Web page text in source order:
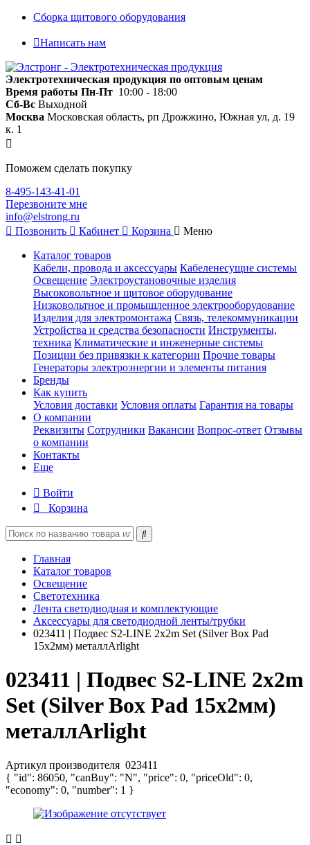
Сборка щитового оборудования
Написать нам
Электротехническая продукция по оптовым ценам
Время работы Пн-Пт 10:00 - 18:00
Сб-Вс Выходной
Москва Московская область, рп Дрожжино, Южная ул, д. 19
к. 1
Поможем сделать покупку
8-495-143-41-01
Перезвоните мне
info@elstrong.ru
Позвонить
Кабинет Корзина Меню
Каталог товаров
Кабели, провода и аксессуары Кабеленесущие системы
Освещение Электроустановочные изделия
Высоковольтное и щитовое оборудование
Низковольтное и промышленное электрооборудование
Изделия для электромонтажа Связь, телекоммуникации
Устройства и средства безопасности Инструменты,
техника Климатические и инженерные системы
Позиции без привязки к категории Прочие товары
Генераторы электроэнергии и элементы питания
Бренды
Как купить
Условия доставки Условия оплаты Гарантия на товары
О компании
Реквизиты Сотрудники Вакансии Вопрос-ответ Отзывы
о компании
Контакты
Еще
Войти
Корзина
Главная
Каталог товаров
Освещение
Светотехника
Лента светодиодная и комплектующие
Аксессуары для светодиодной ленты/трубки
023411 | Подвес S2-LINE 2x2m Set (Silver Box Pad
15х2мм) металлArlight
023411 | Подвес S2-LINE 2x2m
Set (Silver Box Pad 15х2мм)
металлArlight
Артикул производителя 023411
{ "id": 86050, "canBuy": "N", "price": 0, "priceOld": 0,
"economy": 0, "number": 1 }